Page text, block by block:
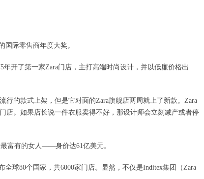
国际零售商年度大奖。
开了第一家Zara门店，主打高端时尚设计，并以低廉价格出
的款式上架，但是它对面的Zara旗舰店两周就上了新款。Zara
店。如果店长说一件衣服卖得不好，那设计师会立刻减产或者停
富有的女人——身价达61亿美元。
球80个国家，共6000家门店。显然，不仅是Inditex集团（Zara